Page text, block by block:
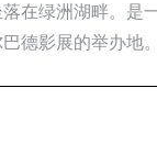
在绿洲湖畔。是
德影展的举办地